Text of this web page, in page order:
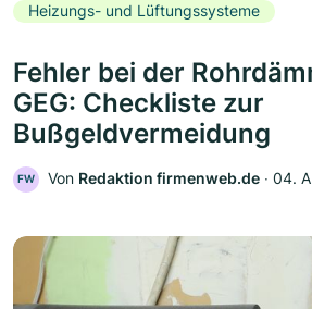
Heizungs- und Lüftungssysteme
Fehler bei der
GEG: Checkliste zur
Bußgeldvermeidung
FW Von Redaktion firmenweb.de ‧ 04.